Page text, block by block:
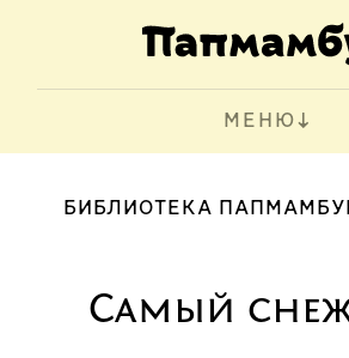
МЕНЮ
БИБЛИОТЕКА
Самый